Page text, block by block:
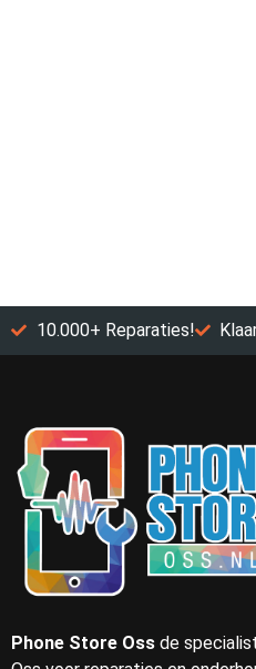
10.000+ Reparaties!
Phone Store Oss de